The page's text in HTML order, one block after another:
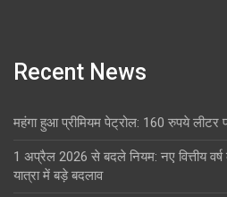
Recent News
महंगा हुआ प्रीमियम पेट्रोल: 160 रुपये लीटर
1 अप्रैल 2026 से बदले नियम: नए वित्तीय
यात्रा में बड़े बदलाव